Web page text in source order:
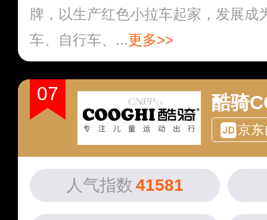
牌，以生产红色小拉车起家，发展成
车、自行车、...更多>>
07 酷骑
京
人气指数 41581